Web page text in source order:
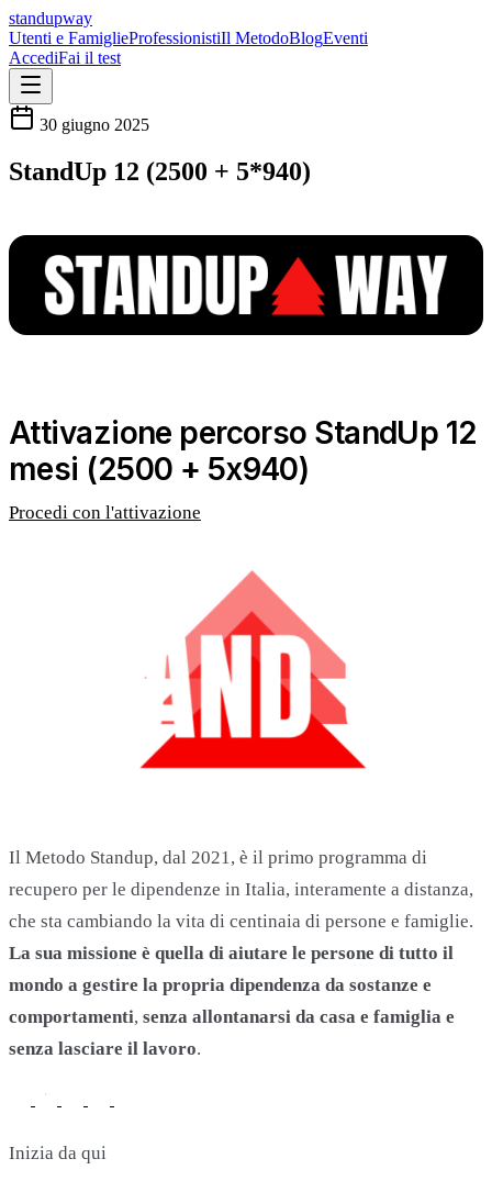
standupway
Utenti e FamiglieProfessionistiIl MetodoBlogEventi
AccediFai il test
30 giugno 2025
StandUp 12 (2500 + 5*940)
Attivazione percorso StandUp 12
mesi (2500 + 5x940)
Procedi con l'attivazione
Il Metodo Standup, dal 2021, è il primo programma di
recupero per le dipendenze in Italia, interamente a distanza,
che sta cambiando la vita di centinaia di persone e famiglie.
La sua missione è quella di aiutare le persone di tutto il
mondo a gestire la propria dipendenza da sostanze e
comportamenti, senza allontanarsi da casa e famiglia e
senza lasciare il lavoro.
Inizia da qui